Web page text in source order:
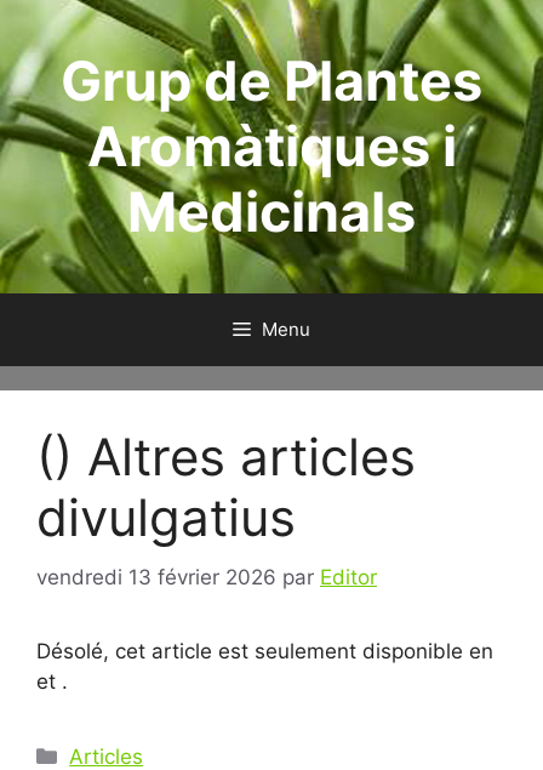
contenuGrup de Plantes
Aromàtiques i
Medicinals
Menu
() Altres articles
divulgatius
vendredi 13 février 2026 par Editor
Désolé, cet article est seulement disponible en
et .
Catégories
Articles